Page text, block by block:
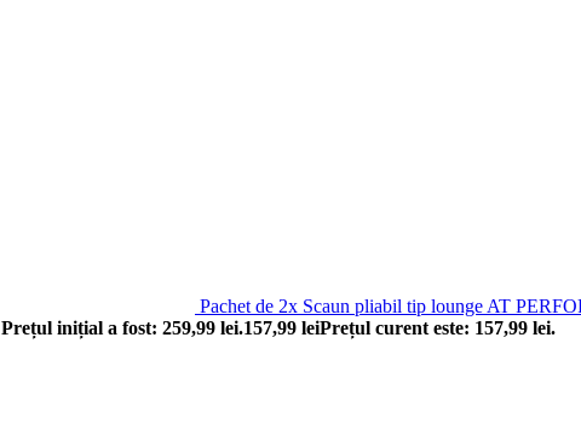
Pachet de 2x Scaun pliabil tip lounge AT
Prețul inițial a fost: 259,99 lei.157,99 leiPrețul curent este: 157,99 lei.